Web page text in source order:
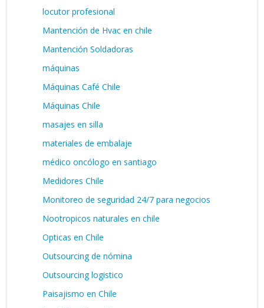
locutor profesional
Mantención de Hvac en chile
Mantención Soldadoras
máquinas
Máquinas Café Chile
Máquinas Chile
masajes en silla
materiales de embalaje
médico oncólogo en santiago
Medidores Chile
Monitoreo de seguridad 24/7 para negocios
Nootropicos naturales en chile
Opticas en Chile
Outsourcing de nómina
Outsourcing logistico
Paisajismo en Chile